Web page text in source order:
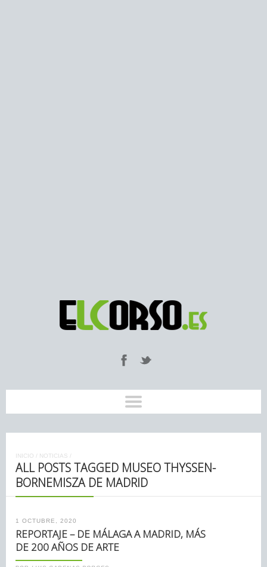
INICIO / NOTICIAS /
ALL POSTS TAGGED MUSEO THYSSEN-
BORNEMISZA DE MADRID
1 OCTUBRE, 2020
REPORTAJE – DE MÁLAGA A MADRID, MÁS
DE 200 AÑOS DE ARTE